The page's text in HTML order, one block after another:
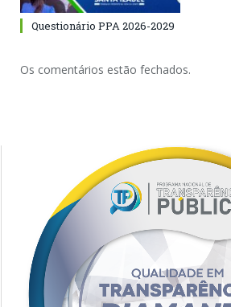
Questionário PPA 2026-2029
Os comentários estão fechados.